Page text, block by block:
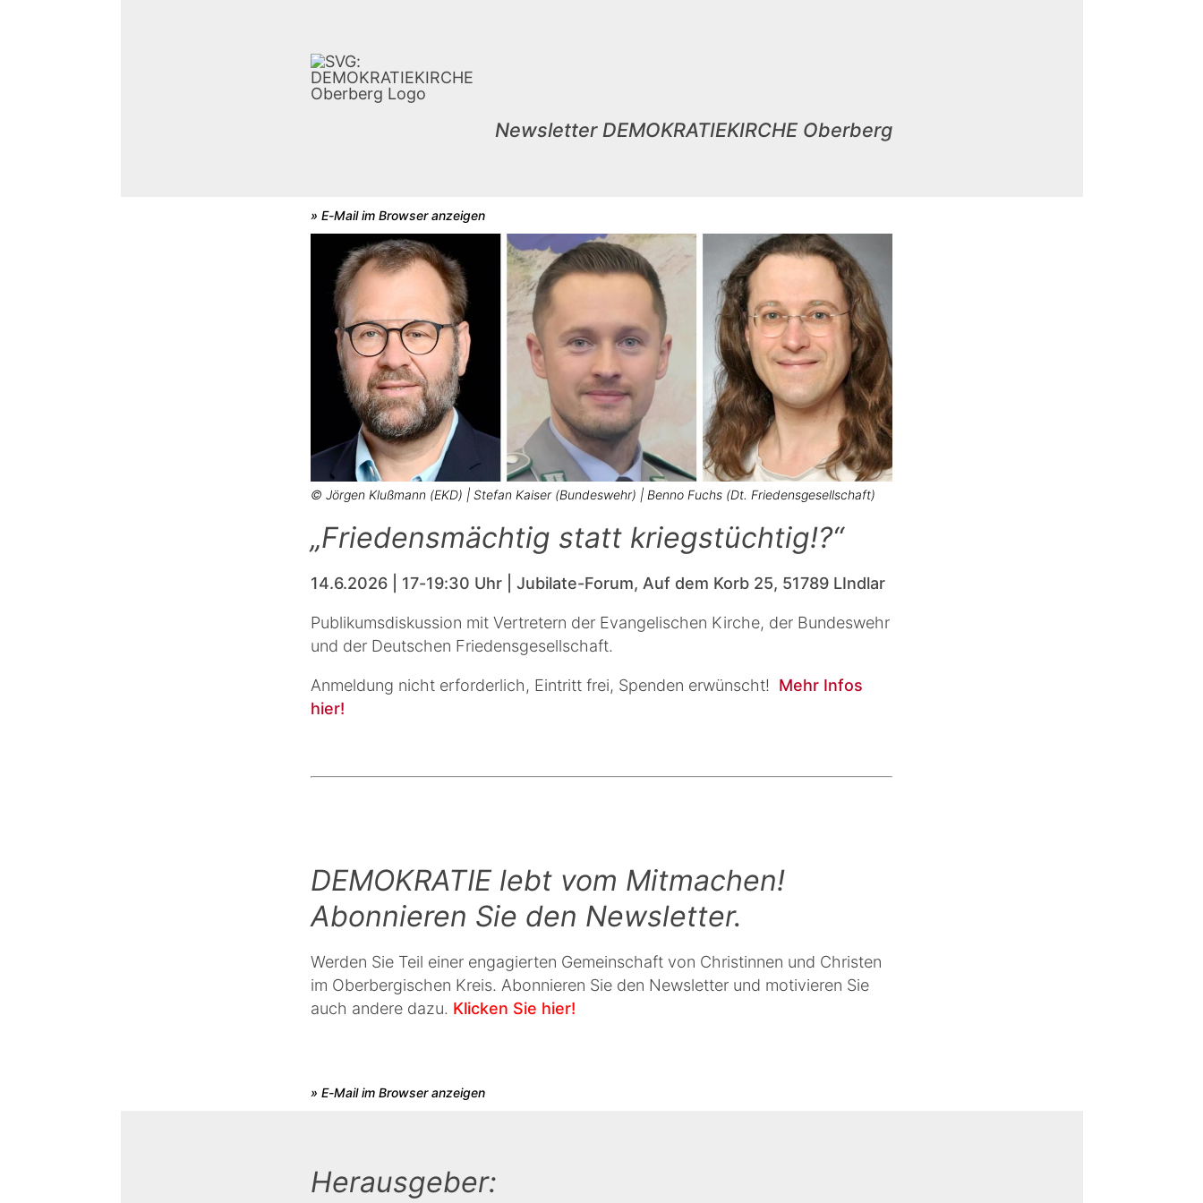
Newsletter DEMOKRATIEKIRCHE Oberberg
» E-Mail im Browser anzeigen
© Jörgen Klußmann (EKD) | Stefan Kaiser (Bundeswehr) | Benno Fuchs (Dt. Friedensgesellschaft)
„Friedensmächtig statt kriegstüchtig!?“
14.6.2026 | 17-19:30 Uhr | Jubilate-Forum, Auf dem Korb 25, 51789 LIndlar
Publikumsdiskussion mit Vertretern der Evangelischen Kirche, der Bundeswehr
und der Deutschen Friedensgesellschaft.
Anmeldung nicht erforderlich, Eintritt frei, Spenden erwünscht!
Mehr Infos
hier!
DEMOKRATIE lebt vom Mitmachen!
Abonnieren Sie den Newsletter.
Werden Sie Teil einer engagierten Gemeinschaft von Christinnen und Christen
im Oberbergischen Kreis. Abonnieren Sie den Newsletter und motivieren Sie
auch andere dazu. Klicken Sie hier!
» E-Mail im Browser anzeigen
Herausgeber: